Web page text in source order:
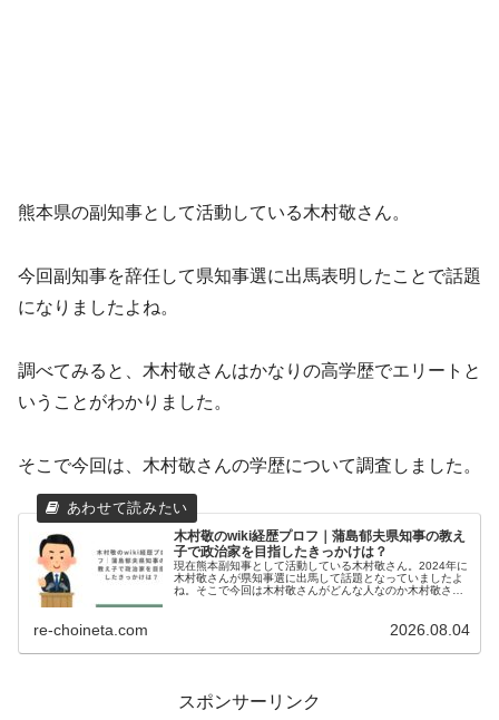
熊本県の副知事として活動している木村敬さん。
今回副知事を辞任して県知事選に出馬表明したことで話題
になりましたよね。
調べてみると、木村敬さんはかなりの高学歴でエリートと
いうことがわかりました。
そこで今回は、木村敬さんの学歴について調査しました。
木村敬のwiki経歴プロフ｜蒲島郁夫県知事の教え
子で政治家を目指したきっかけは？
現在熊本副知事として活動している木村敬さん。2024年に
木村敬さんが県知事選に出馬して話題となっていましたよ
ね。そこで今回は木村敬さんがどんな人なのか木村敬さん
re-choineta.com 2026.08.04
スポンサーリンク